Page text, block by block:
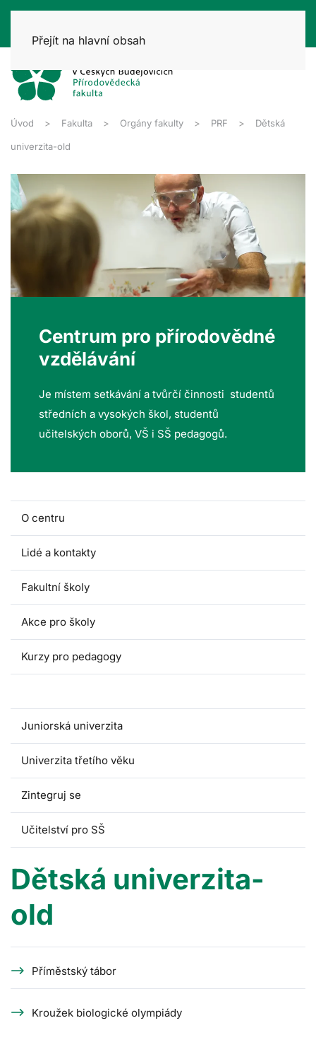
Přejít na hlavní obsah
Úvod Fakulta Orgány fakulty PRF Dětská
univerzita-old
Centrum pro přírodovědné
vzdělávání
Je místem setkávání a tvůrčí činnosti studentů
středních a vysokých škol, studentů
učitelských oborů, VŠ i SŠ pedagogů.
O centru
Lidé a kontakty
Fakultní školy
Akce pro školy
Kurzy pro pedagogy
Juniorská univerzita
Univerzita třetího věku
Zintegruj se
Učitelství pro SŠ
Dětská univerzita-
old
Příměstský tábor
Kroužek biologické olympiády